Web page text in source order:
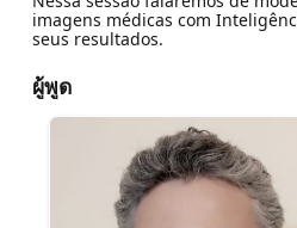
imagens médicas com
seus resultados.
ผู้พูด